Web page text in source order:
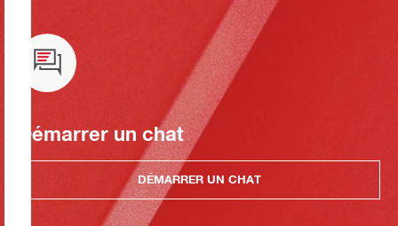
Démarrer un chat
DÉMARRER UN CHAT